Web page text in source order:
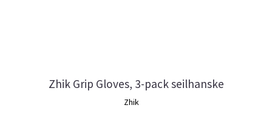
Zhik Grip Gloves, 3-pack seilhanske
Zhik